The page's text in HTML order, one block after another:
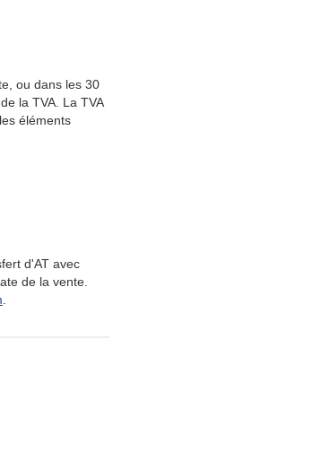
ou dans les 30
la TVA. La TVA
éléments
d'AT avec
de la vente.
.